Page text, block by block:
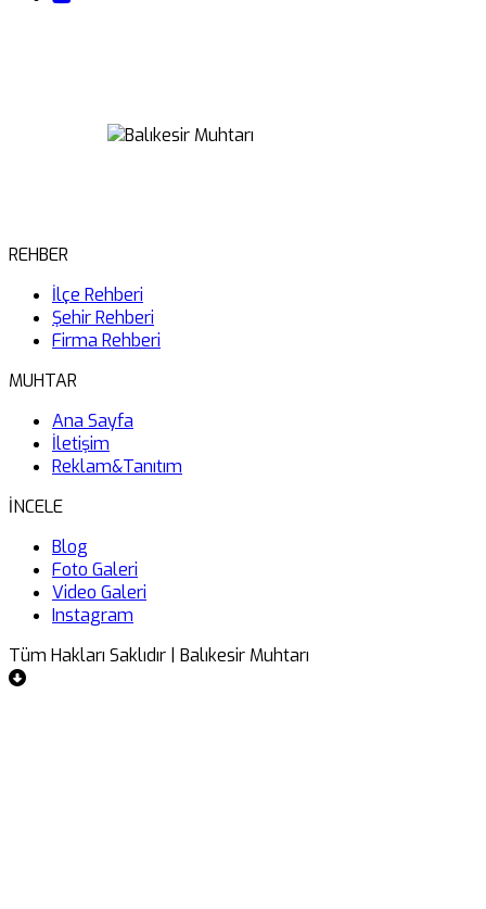
REHBER
İlçe Rehberi
Şehir Rehberi
Firma Rehberi
MUHTAR
Ana Sayfa
İletişim
Reklam&Tanıtım
İNCELE
Blog
Foto Galeri
Video Galeri
Instagram
Tüm Hakları Saklıdır | Balıkesir Muhtarı